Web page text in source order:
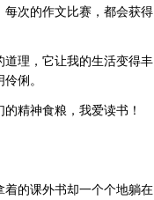
次的作文比赛，都会获得
理，它让我的生活变得丰
俐。
精神食粮，我爱读书！
的课外书却一个个地躺在